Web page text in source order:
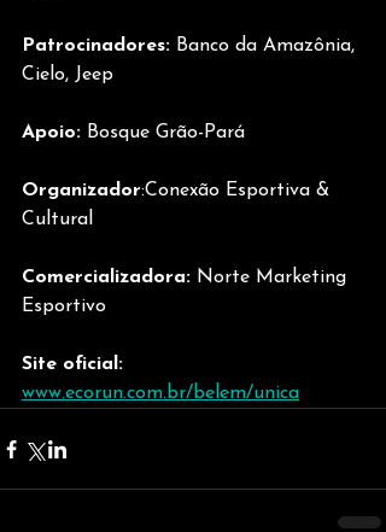
Patrocinadores: Banco da Amazônia,
Cielo, Jeep
Apoio: Bosque Grão-Pará
Organizador:Conexão Esportiva &
Cultural
Comercializadora: Norte Marketing
Esportivo
Site oficial:
www.ecorun.com.br/belem/unica